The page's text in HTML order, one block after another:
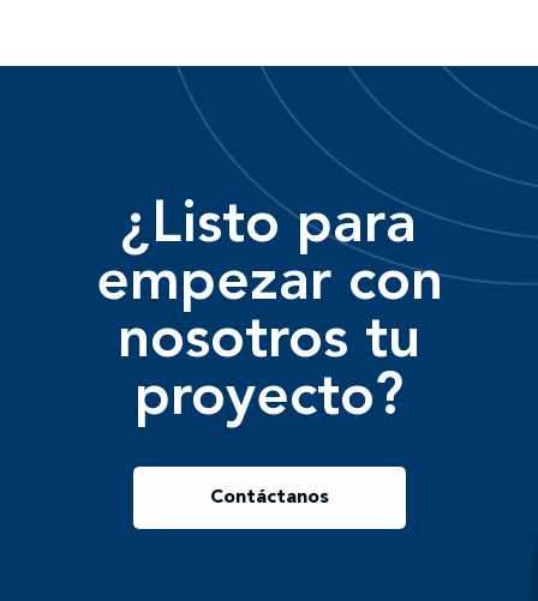
¿Listo para
empezar con
nosotros tu
proyecto?
Contáctanos